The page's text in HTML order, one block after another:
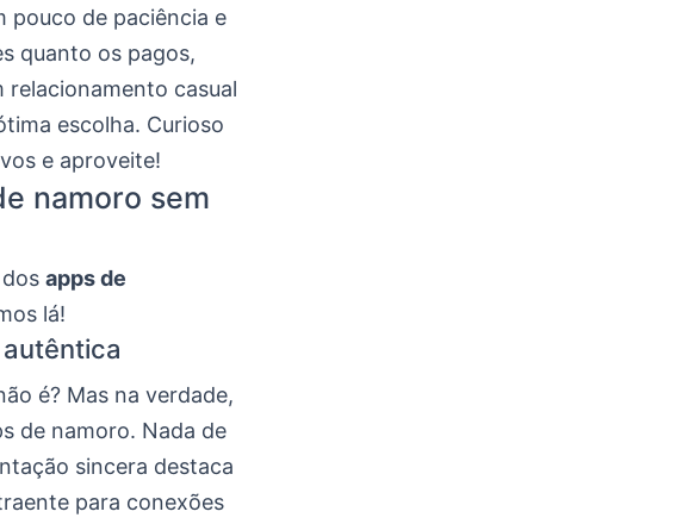
pouco de paciência e
quanto os pagos,
relacionamento casual
escolha. Curioso
e aproveite!
namoro sem
apps de
lá!
é? Mas na verdade,
de namoro. Nada de
sincera destaca
para conexões